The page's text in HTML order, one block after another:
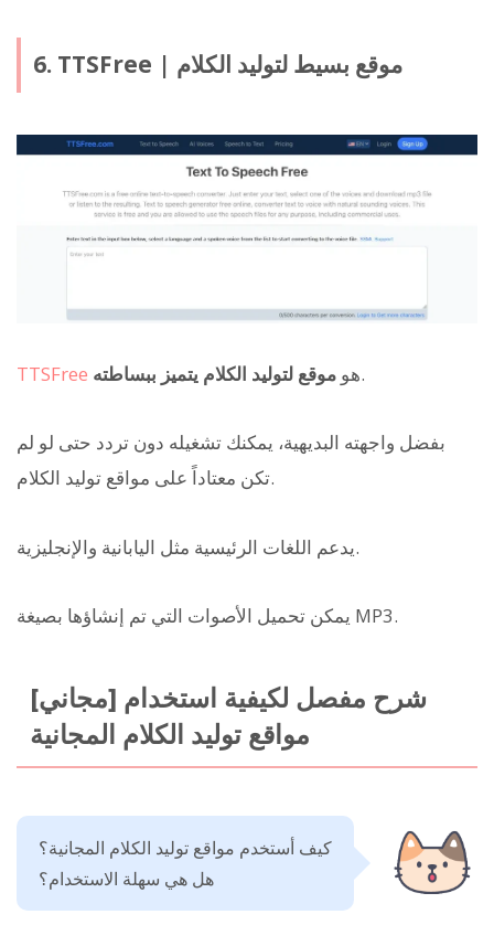
6. TTSFree | موقع بسيط لتوليد الكلام
TTSFree هو موقع لتوليد الكلام يتميز ببساطته .
بفضل واجهته البديهية، يمكنك تشغيله دون تردد حتى لو لم
تكن معتاداً على مواقع توليد الكلام.
يدعم اللغات الرئيسية مثل اليابانية والإنجليزية.
يمكن تحميل الأصوات التي تم إنشاؤها بصيغة MP3.
[مجاني] شرح مفصل لكيفية استخدام
مواقع توليد الكلام المجانية
كيف أستخدم مواقع توليد الكلام المجانية؟
هل هي سهلة الاستخدام؟